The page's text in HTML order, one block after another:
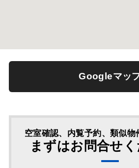
Googleマッ
空室確認、内覧予約、類似物
まずはお問合せく